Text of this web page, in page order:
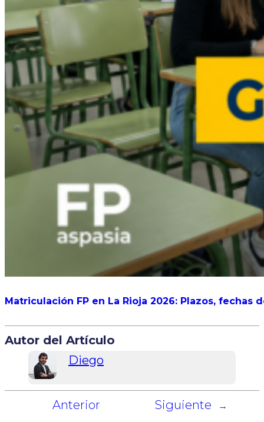
Matriculación FP en La Rioja 2026: Plazos,
Autor del Artículo
Diego
Anterior Siguiente →